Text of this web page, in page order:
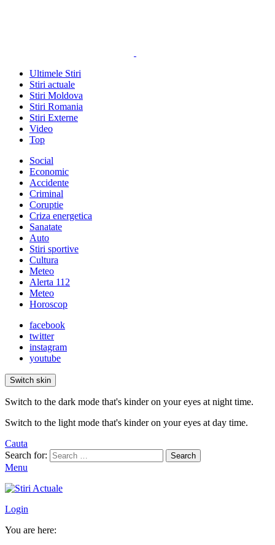
Ultimele Stiri
Stiri actuale
Stiri Moldova
Stiri Romania
Stiri Externe
Video
Top
Social
Economic
Accidente
Criminal
Coruptie
Criza energetica
Sanatate
Auto
Stiri sportive
Cultura
Meteo
Alerta 112
Meteo
Horoscop
facebook
twitter
instagram
youtube
Switch skin
Switch to the dark mode that's kinder on your eyes at night time.
Switch to the light mode that's kinder on your eyes at day time.
Cauta
Search for:
Search
Menu
Login
You are here: